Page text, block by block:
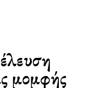
μομφής